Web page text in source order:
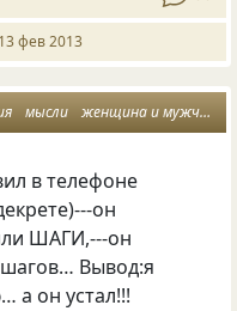
13 фев 2013
мысли женщина и мужчина
в телефоне
он
ШАГИ,---он
Вывод:я
а он устал!!!